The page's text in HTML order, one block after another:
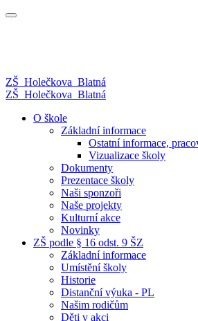
ZŠ Holečkova Blatná
ZŠ Holečkova Blatná
O škole
Základní informace
Ostatní informace,
Vizualizace školy
Dokumenty
Prezentace školy
Naši sponzoři
Naše projekty
Kulturní akce
Novinky
ZŠ podle § 16 odst. 9 ŠZ
Základní informace
Umístění školy
Historie
Distanční výuka - PL
Našim rodičům
Děti v akci